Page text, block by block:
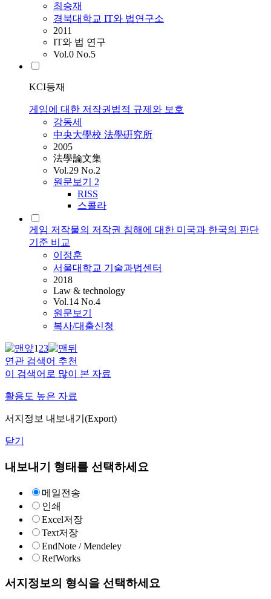
최승재
경북대학교 IT와 법연구소
2011
IT와 법 연구
Vol.0 No.5
KCI등재
게임에 대한 저작권법적 규제와 보호
강동세
中央大學校 法學硏究所
2005
法學論文集
Vol.29 No.2
원문보기 2
RISS
스콜라
게임 저작물의 저작권 침해에 대한 미국과 한국의 판단
기준 비교
이정훈
서울대학교 기술과법센터
2018
Law & technology
Vol.14 No.4
원문보기
복사/대출신청
123
연관 검색어 추천
이 검색어로 많이 본 자료
활용도 높은 자료
서지정보 내보내기(Export)
닫기
내보내기 형태를 선택하세요
메일전송
인쇄
Excel저장
Text저장
EndNote / Mendeley
RefWorks
서지정보의 형식을 선택하세요